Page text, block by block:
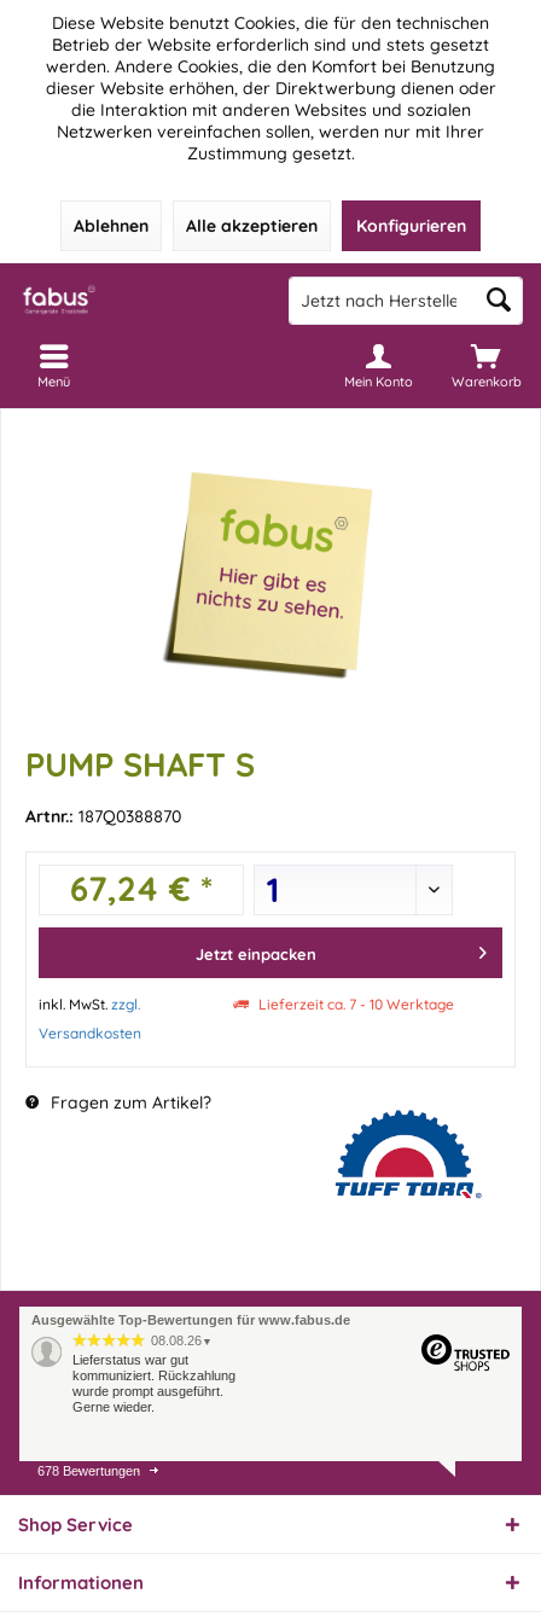
Diese Website benutzt Cookies, die für den technischen
Betrieb der Website erforderlich sind und stets gesetzt
werden. Andere Cookies, die den Komfort bei Benutzung
dieser Website erhöhen, der Direktwerbung dienen oder
die Interaktion mit anderen Websites und sozialen
Netzwerken vereinfachen sollen, werden nur mit Ihrer
Zustimmung gesetzt.
Ablehnen Alle akzeptieren Konfigurieren
Warenkorb
Mein Konto
Menü
PUMP SHAFT S
Artnr.: 187Q0388870
67,24 € *
Jetzt einpacken
inkl. MwSt. zzgl.
Versandkosten
Lieferzeit ca. 7 - 10 Werktage
Fragen zum Artikel?
Ausgewählte Top-Bewertungen für www.fabus.de
08.08.26 ▼
Lieferstatus war gut
kommuniziert. Rückzahlung
wurde prompt ausgeführt.
Gerne wieder.
07.08.26
Endlich das richtige
678 Bewertungen
Shop Service
Informationen